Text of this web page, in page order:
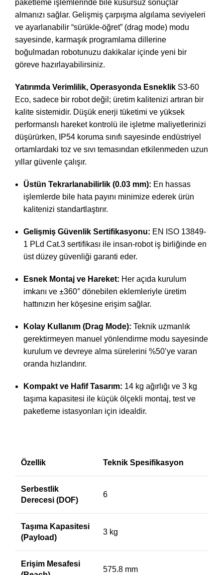
paketleme işlemlerinde bile kusursuz sonuçlar
almanızı sağlar. Gelişmiş çarpışma algılama seviyeleri
ve ayarlanabilir “sürükle-öğret” (drag mode) modu
sayesinde, karmaşık programlama dillerine
boğulmadan robotunuzu dakikalar içinde yeni bir
göreve hazırlayabilirsiniz.
Yatırımda Verimlilik, Operasyonda Esneklik S3-60
Eco, sadece bir robot değil; üretim kalitenizi artıran bir
kalite sistemidir. Düşük enerji tüketimi ve yüksek
performanslı hareket kontrolü ile işletme maliyetlerinizi
düşürürken, IP54 koruma sınıfı sayesinde endüstriyel
ortamlardaki toz ve sıvı temasından etkilenmeden uzun
yıllar güvenle çalışır.
Üstün Tekrarlanabilirlik (0.03 mm): En hassas
işlemlerde bile hata payını minimize ederek ürün
kalitenizi standartlaştırır.
Gelişmiş Güvenlik Sertifikasyonu: EN ISO 13849-
1 PLd Cat.3 sertifikası ile insan-robot iş birliğinde en
üst düzey güvenliği garanti eder.
Esnek Montaj ve Hareket: Her açıda kurulum
imkanı ve ±360° dönebilen eklemleriyle üretim
hattınızın her köşesine erişim sağlar.
Kolay Kullanım (Drag Mode): Teknik uzmanlık
gerektirmeyen manuel yönlendirme modu sayesinde
kurulum ve devreye alma sürelerini %50’ye varan
oranda hızlandırır.
Kompakt ve Hafif Tasarım: 14 kg ağırlığı ve 3 kg
taşıma kapasitesi ile küçük ölçekli montaj, test ve
paketleme istasyonları için idealdir.
Özellik Teknik Spesifikasyon
Serbestlik
Derecesi (DOF)
6
Taşıma Kapasitesi
(Payload)
3 kg
Erişim Mesafesi
575.8 mm